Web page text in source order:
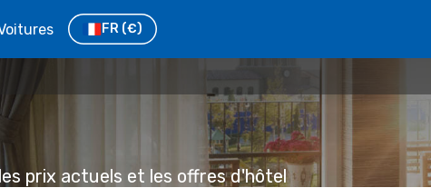
FR (€)
prix actuels et les offres d'hôtel